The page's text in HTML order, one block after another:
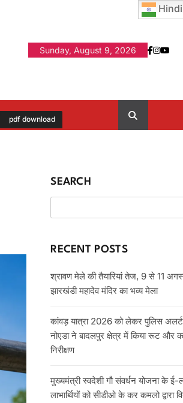
Sunday, August 9, 2026
pdf download
SEARCH
RECENT POSTS
श्रावण मेले की तैयारियां तेज, 9 से 11
झारखंडी महादेव मंदिर का भव्य मेला
कांवड़ यात्रा 2026 को लेकर पुलिस
नोएडा ने बादलपुर क्षेत्र में किया रूट और
निरीक्षण
मुख्यमंत्री स्वदेशी गौ संवर्धन योजना के ई-
लाभार्थियों को सीडीओ के कर कमलो द्वारा
Hindi